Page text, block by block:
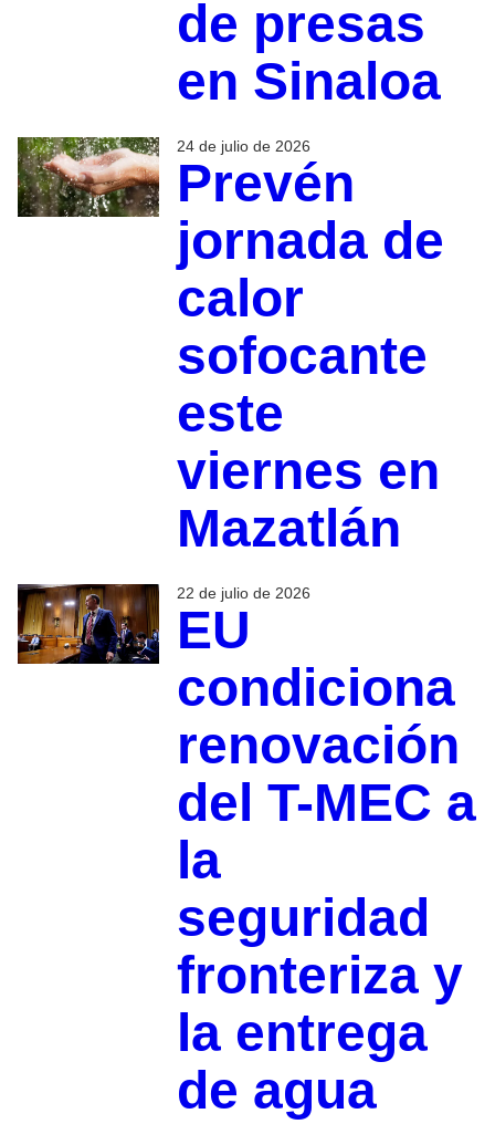
de presas
en Sinaloa
24 de julio de 2026
Prevén
jornada de
calor
sofocante
este
viernes en
Mazatlán
22 de julio de 2026
EU
condiciona
renovación
del T-MEC a
la
seguridad
fronteriza y
la entrega
de agua